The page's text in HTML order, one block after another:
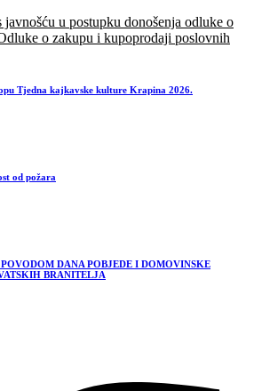
javnošću u postupku donošenja odluke o
o zakupu i kupoprodaji poslovnih
Tjedna kajkavske kulture Krapina 2026.
od požara
DANA POBJEDE I DOMOVINSKE
BRANITELJA